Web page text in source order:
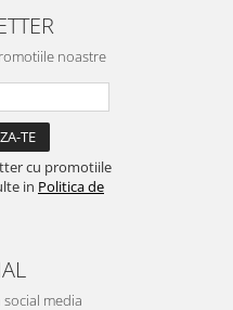
noastre
cu promotiile
in Politica de
media